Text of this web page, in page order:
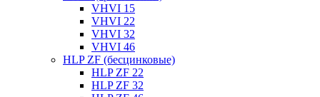
VHVI 15
VHVI 22
VHVI 32
VHVI 46
HLP ZF (бесцинковые)
HLP ZF 22
HLP ZF 32